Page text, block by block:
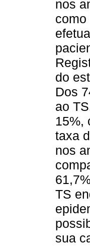
nos
do
Dos
ao
15%,
taxa
nos
TS
sua